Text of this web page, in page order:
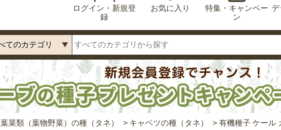
ログイン・新規登
録
お気に入り
特集・キャンペー
ン
葉菜類（葉物野菜）の種（タネ） > キャベツの種（タネ） > 有機種子 ケール